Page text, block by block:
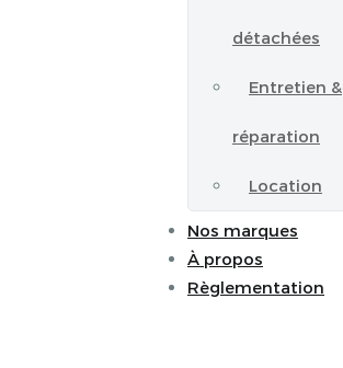
détachées
Entretien &
réparation
Location
Nos marques
À propos
Règlementation